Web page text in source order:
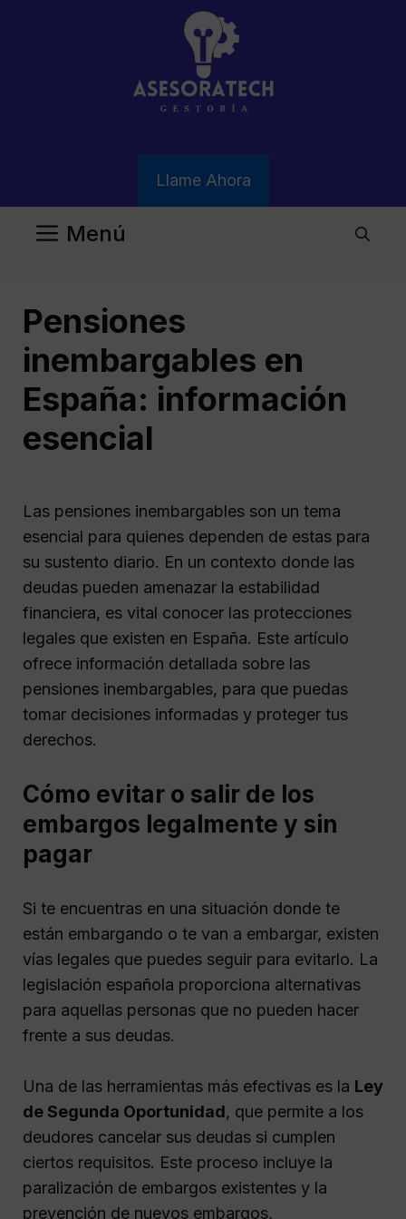
Llame Ahora
Menú
Pensiones
inembargables en
España: información
esencial
Las pensiones inembargables son un tema
esencial para quienes dependen de estas para
su sustento diario. En un contexto donde las
deudas pueden amenazar la estabilidad
financiera, es vital conocer las protecciones
legales que existen en España. Este artículo
ofrece información detallada sobre las
pensiones inembargables, para que puedas
tomar decisiones informadas y proteger tus
derechos.
Cómo evitar o salir de los
embargos legalmente y sin
pagar
Si te encuentras en una situación donde te
están embargando o te van a embargar, existen
vías legales que puedes seguir para evitarlo. La
legislación española proporciona alternativas
para aquellas personas que no pueden hacer
frente a sus deudas.
Una de las herramientas más efectivas es la Ley
de Segunda Oportunidad, que permite a los
deudores cancelar sus deudas si cumplen
ciertos requisitos. Este proceso incluye la
paralización de embargos existentes y la
prevención de nuevos embargos,